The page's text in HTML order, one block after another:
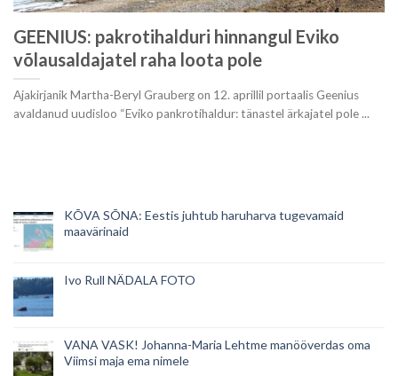
GEENIUS: pakrotihalduri hinnangul Eviko
võlausaldajatel raha loota pole
Ajakirjanik Martha-Beryl Grauberg on 12. aprillil portaalis Geenius
avaldanud uudisloo “Eviko pankrotihaldur: tänastel ärkajatel pole ...
KÕVA SÕNA: Eestis juhtub haruharva tugevamaid
maavärinaid
Ivo Rull NÄDALA FOTO
VANA VASK! Johanna-Maria Lehtme manööverdas oma
Viimsi maja ema nimele